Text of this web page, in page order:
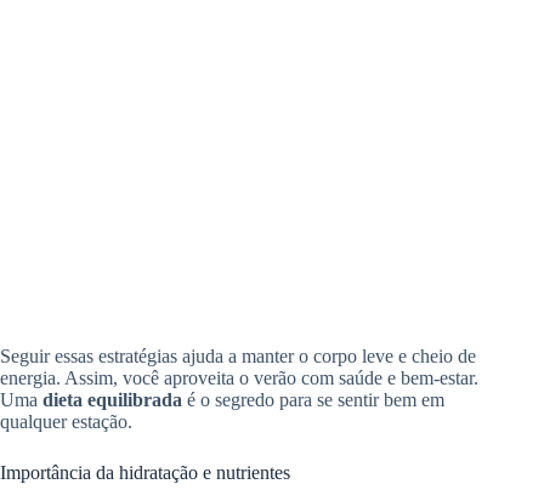
Seguir essas estratégias ajuda a manter o corpo leve e cheio de
energia. Assim, você aproveita o verão com saúde e bem-estar.
Uma dieta equilibrada é o segredo para se sentir bem em
qualquer estação.
Importância da hidratação e nutrientes